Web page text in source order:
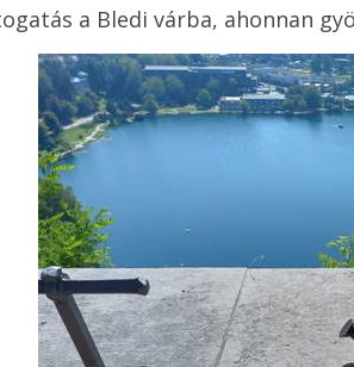
a Bledi várba, ahonnan